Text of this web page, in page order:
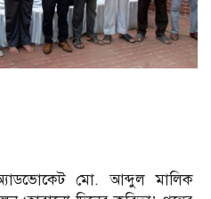
মো. আব্দুল মালিক